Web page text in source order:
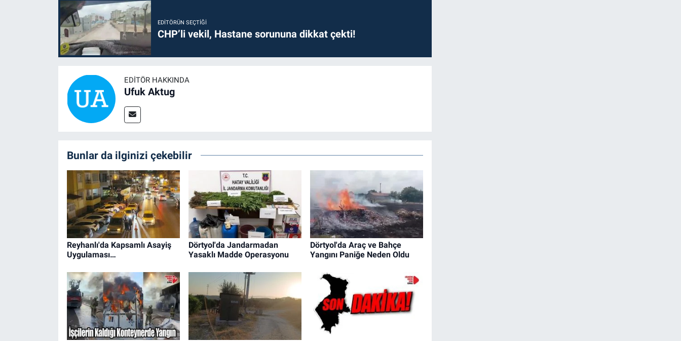
EDITÖRÜN SEÇTIĞI
CHP’li vekil, Hastane sorununa dikkat çekti!
EDITÖR HAKKINDA
Ufuk Aktug
Bunlar da ilginizi çekebilir
Reyhanlı'da Kapsamlı Asayiş
Uygulaması…
Dörtyol'da Jandarmadan
Yasaklı Madde Operasyonu
Dörtyol'da Araç ve Bahçe
Yangını Paniğe Neden Oldu